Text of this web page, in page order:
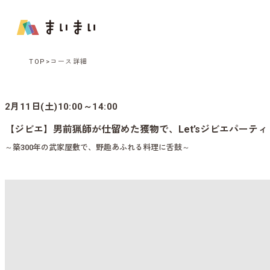
TOP コース詳細
2月11日(土)10:00～14:00
【ジビエ】男前猟師が仕留めた獲物で、Let’sジビエパーティ
～築300年の武家屋敷で、野趣あふれる料理に舌鼓～